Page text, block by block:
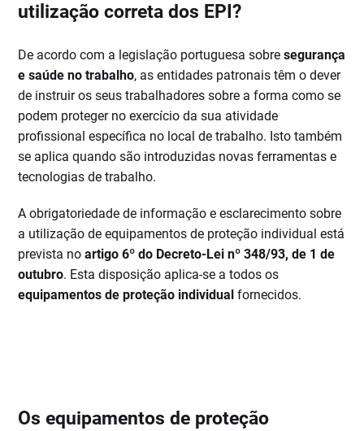
utilização correta dos EPI?
De acordo com a legislação portuguesa sobresegurança
e saúde no trabalho, as entidades patronais têm o dever
de instruir os seus trabalhadores sobre a forma como se
podem proteger no exercício da sua atividade
profissional específica no local de trabalho. Isto também
se aplica quando são introduzidas novas ferramentas e
tecnologias de trabalho.
A obrigatoriedade de informação e esclarecimento sobre
a utilização de equipamentos de proteção individual está
prevista noartigo 6º do Decreto-Lei nº 348/93, de 1 de
outubro. Esta disposição aplica-se a todos os
equipamentos de proteção individual fornecidos.
Os equipamentos de proteção